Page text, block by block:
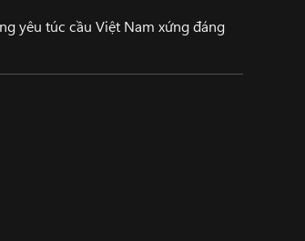
yêu túc cầu Việt Nam xứng đáng